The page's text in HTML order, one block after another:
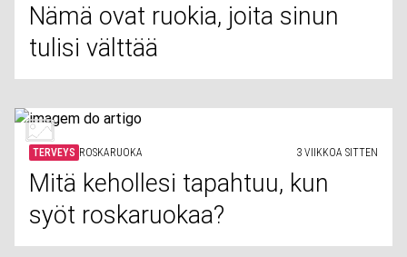
Nämä ovat ruokia, joita sinun
tulisi välttää
TERVEYS ROSKARUOKA 3 VIIKKOA SITTEN
Mitä kehollesi tapahtuu, kun
syöt roskaruokaa?